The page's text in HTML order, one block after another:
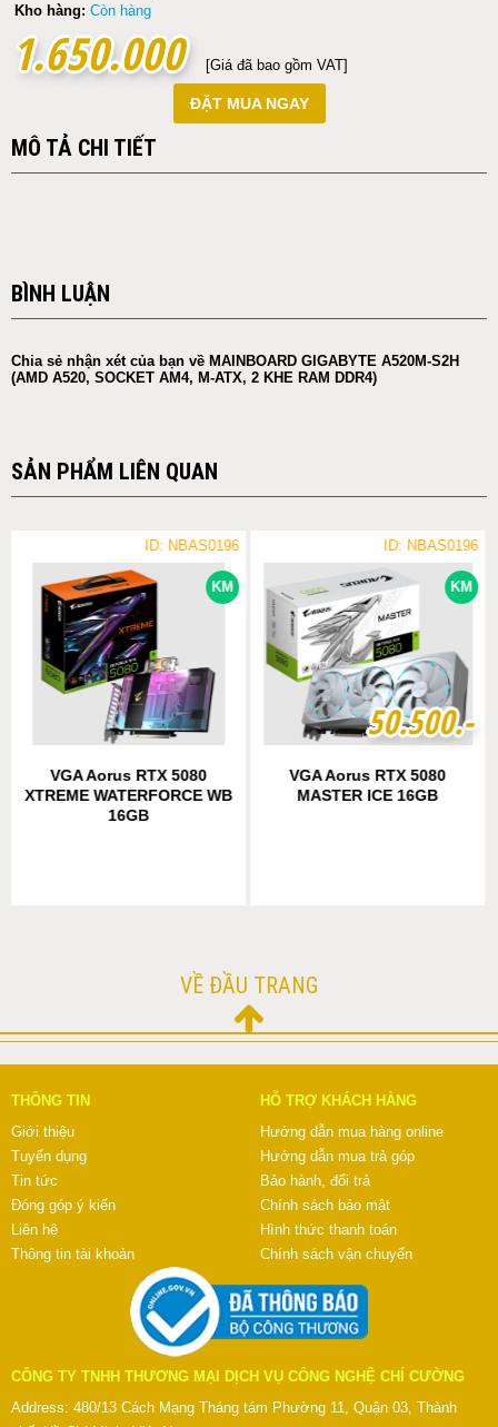
Kho hàng: Còn hàng
1.650.000
1.650.000 [Giá đã bao gồm VAT]
ĐẶT MUA NGAY
MÔ TẢ CHI TIẾT
BÌNH LUẬN
Chia sẻ nhận xét của bạn về MAINBOARD GIGABYTE A520M-S2H
(AMD A520, SOCKET AM4, M-ATX, 2 KHE RAM DDR4)
SẢN PHẨM LIÊN QUAN
KM
ID: NBAS0196
VGA Aorus RTX 5080
XTREME WATERFORCE WB
16GB
KM
ID: NBAS0196
50.500.-
50.500.-
VGA Aorus RTX 5080
MASTER ICE 16GB
VỀ ĐẦU TRANG
THÔNG TIN
Giới thiệu
Tuyển dụng
Tin tức
Đóng góp ý kiến
Liên hệ
Thông tin tài khoản
HỖ TRỢ KHÁCH HÀNG
Hướng dẫn mua hàng online
Hướng dẫn mua trả góp
Bảo hành, đổi trả
Chính sách bảo mật
Hình thức thanh toán
Chính sách vận chuyển
CÔNG TY TNHH THƯƠNG MẠI DỊCH VỤ CÔNG NGHỆ CHÍ CƯỜNG
Address: 480/13 Cách Mạng Tháng tám Phường 11, Quận 03, Thành